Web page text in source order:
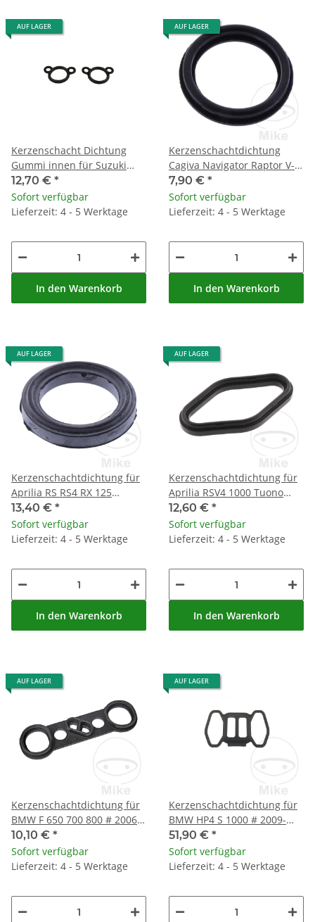
AUF LAGER
Kerzenschacht Dichtung
Gummi innen für Suzuki
GSF 600 1200 GSX 750 1100
# 11179-27A00
12,70 € *
Sofort verfügbar
Lieferzeit: 4 - 5 Werktage
In den Warenkorb
AUF LAGER
Kerzenschachtdichtung
Cagiva Navigator Raptor V-
Raptor 1000 Kawasaki KLV
1000
7,90 € *
Sofort verfügbar
Lieferzeit: 4 - 5 Werktage
In den Warenkorb
AUF LAGER
Kerzenschachtdichtung für
Aprilia RS RS4 RX 125
Scarabeo 125 200 SX Tuono
125
13,40 € *
Sofort verfügbar
Lieferzeit: 4 - 5 Werktage
In den Warenkorb
AUF LAGER
Kerzenschachtdichtung für
Aprilia RSV4 1000 Tuono
1000 1100 # 2009-2019
12,60 € *
Sofort verfügbar
Lieferzeit: 4 - 5 Werktage
In den Warenkorb
AUF LAGER
Kerzenschachtdichtung für
BMW F 650 700 800 # 2006-
2019
10,10 € *
Sofort verfügbar
Lieferzeit: 4 - 5 Werktage
AUF LAGER
Kerzenschachtdichtung für
BMW HP4 S 1000 # 2009-
2020
51,90 € *
Sofort verfügbar
Lieferzeit: 4 - 5 Werktage